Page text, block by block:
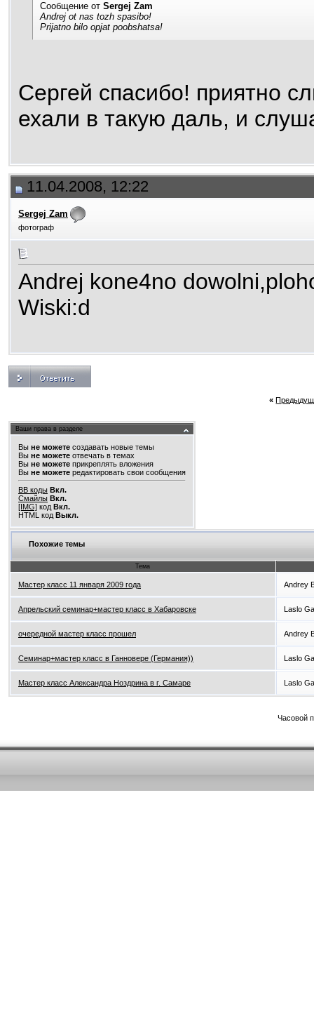
Сообщение от Sergej Zam
Andrej ot nas tozh spasibo!
Prijatno bilo opjat poobshatsa!
Сергей спасибо! приятно
ехали в такую даль, и
11.04.2008, 12:22
Sergej Zam
фотограф
Andrej kone4no
Wiski:d
«
Ваши права в разделе
Вы не можете создавать новые темы
Вы не можете отвечать в темах
Вы не можете прикреплять вложения
Вы не можете редактировать свои сообщения
BB коды Вкл.
Смайлы Вкл.
[IMG] код Вкл.
HTML код Выкл.
Похожие темы
Тема
Мастер класс 11 января 2009 года Andrey
Апрельский семинар+мастер класс в Хабаровске Laslo
очередной мастер класс прошел Andrey
Семинар+мастер класс в Ганновере (Германия)) Laslo
Мастер класс Александра Ноздрина в г. Самаре Laslo
Часовой